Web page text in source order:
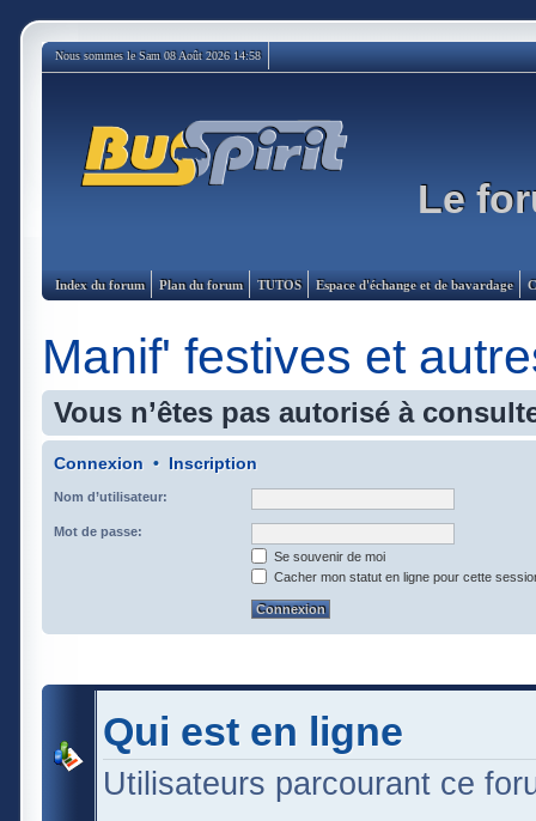
Nous sommes le Sam 08 Août 2026 14:58
Le
Index du forum Plan du forum TUTOS Espace d'échange et de bavardage
Manif' festives et
Vous n’êtes pas autorisé à
Connexion • Inscription
Nom d’utilisateur:
Mot de passe:
Se souvenir de moi
Cacher mon statut en ligne pour cette
Qui est en ligne
Utilisateurs parcourant ce